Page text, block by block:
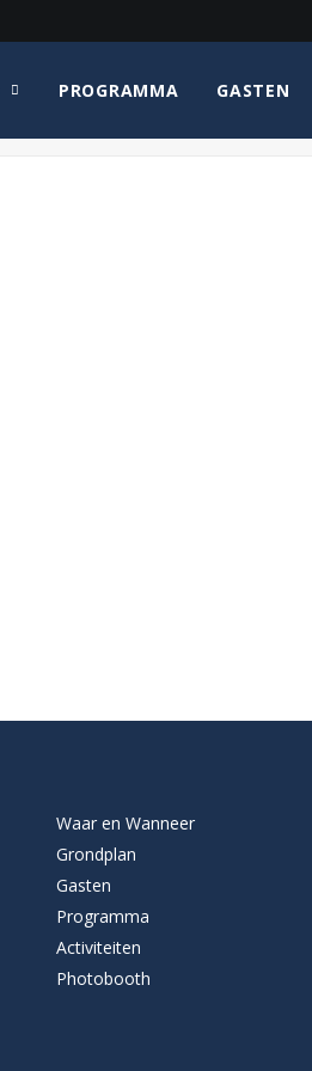
PROGRAMMA GASTEN
Waar en Wanneer
Grondplan
Gasten
Programma
Activiteiten
Photobooth